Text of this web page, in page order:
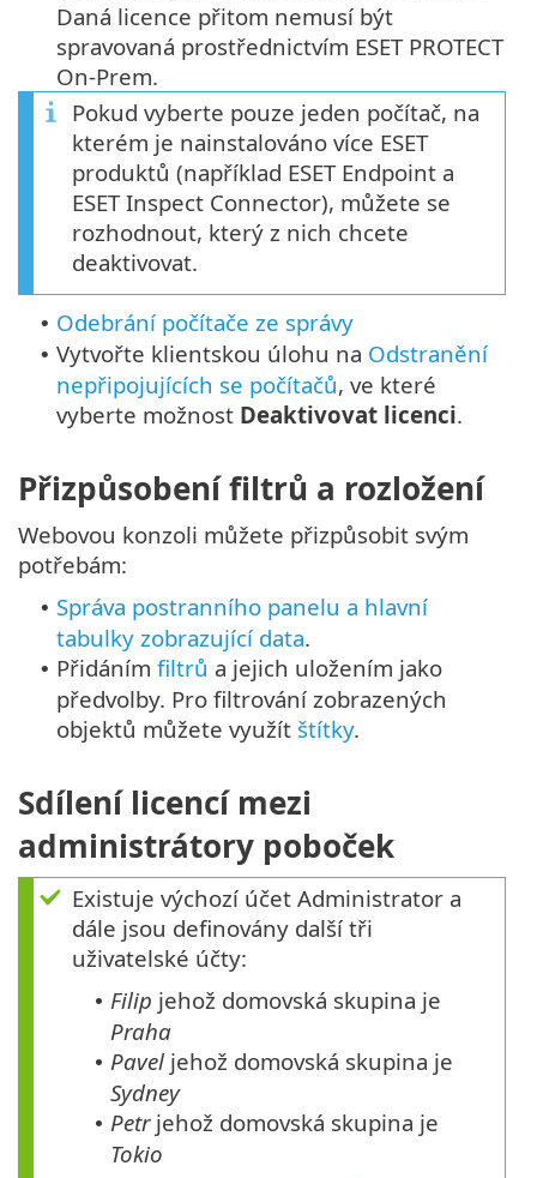
Daná licence přitom nemusí být
spravovaná prostřednictvím ESET PROTECT
On-Prem.
Pokud vyberte pouze jeden počítač, na
kterém je nainstalováno více ESET
produktů (například ESET Endpoint a
ESET Inspect Connector), můžete se
rozhodnout, který z nich chcete
deaktivovat.
• Odebrání počítače ze správy
• Vytvořte klientskou úlohu na Odstranění
nepřipojujících se počítačů, ve které
vyberte možnost Deaktivovat licenci.
Přizpůsobení filtrů a rozložení
Webovou konzoli můžete přizpůsobit svým
potřebám:
• Správa postranního panelu a hlavní
tabulky zobrazující data.
• Přidáním filtrů a jejich uložením jako
předvolby. Pro filtrování zobrazených
objektů můžete využít štítky.
Sdílení licencí mezi
administrátory poboček
Existuje výchozí účet Administrator a
dále jsou definovány další tři
uživatelské účty:
• Filip jehož domovská skupina je
Praha
• Pavel jehož domovská skupina je
Sydney
• Petrjehož domovská skupina je
Tokio